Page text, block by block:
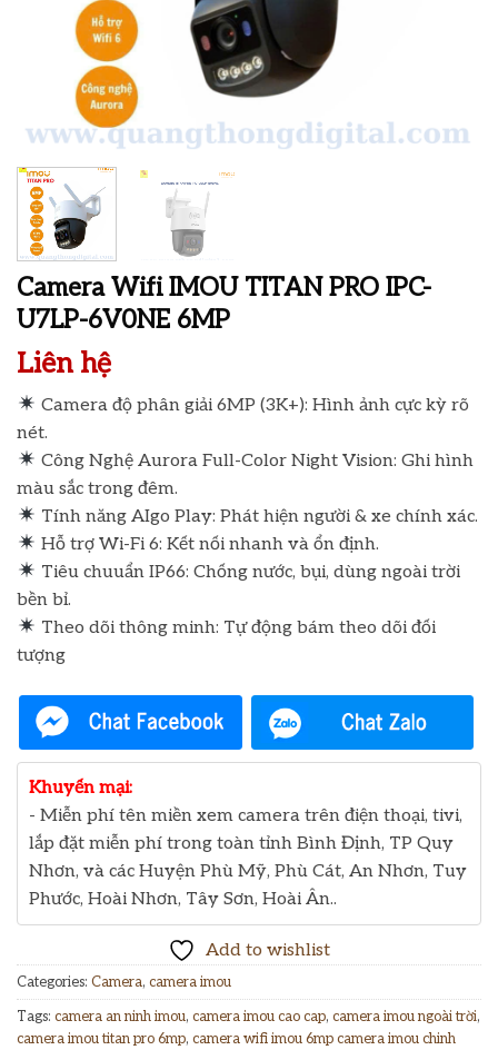
Camera Wifi IMOU TITAN PRO IPC-
U7LP-6V0NE 6MP
Liên hệ
Camera độ phân giải 6MP (3K+): Hình ảnh cực kỳ rõ
nét.
Công Nghệ Aurora Full-Color Night Vision: Ghi hình
màu sắc trong đêm.
Tính năng AIgo Play: Phát hiện người & xe chính xác.
Hỗ trợ Wi-Fi 6: Kết nối nhanh và ổn định.
Tiêu chuuẩn IP66: Chống nước, bụi, dùng ngoài trời
bền bỉ.
Theo dõi thông minh: Tự động bám theo dõi đối
tượng
Khuyến mại:
- Miễn phí tên miền xem camera trên điện thoại, tivi,
lắp đặt miễn phí trong toàn tỉnh Bình Định, TP Quy
Nhơn, và các Huyện Phù Mỹ, Phù Cát, An Nhơn, Tuy
Phước, Hoài Nhơn, Tây Sơn, Hoài Ân..
Add to wishlist
Categories: Camera, camera imou
Tags: camera an ninh imou, camera imou cao cap, camera imou ngoài trời,
camera imou titan pro 6mp, camera wifi imou 6mp camera imou chinh